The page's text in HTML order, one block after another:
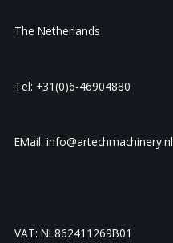
The Netherlands
Tel: +31(0)6-46904880
EMail: info@artechmachinery.nl
VAT: NL862411269B01